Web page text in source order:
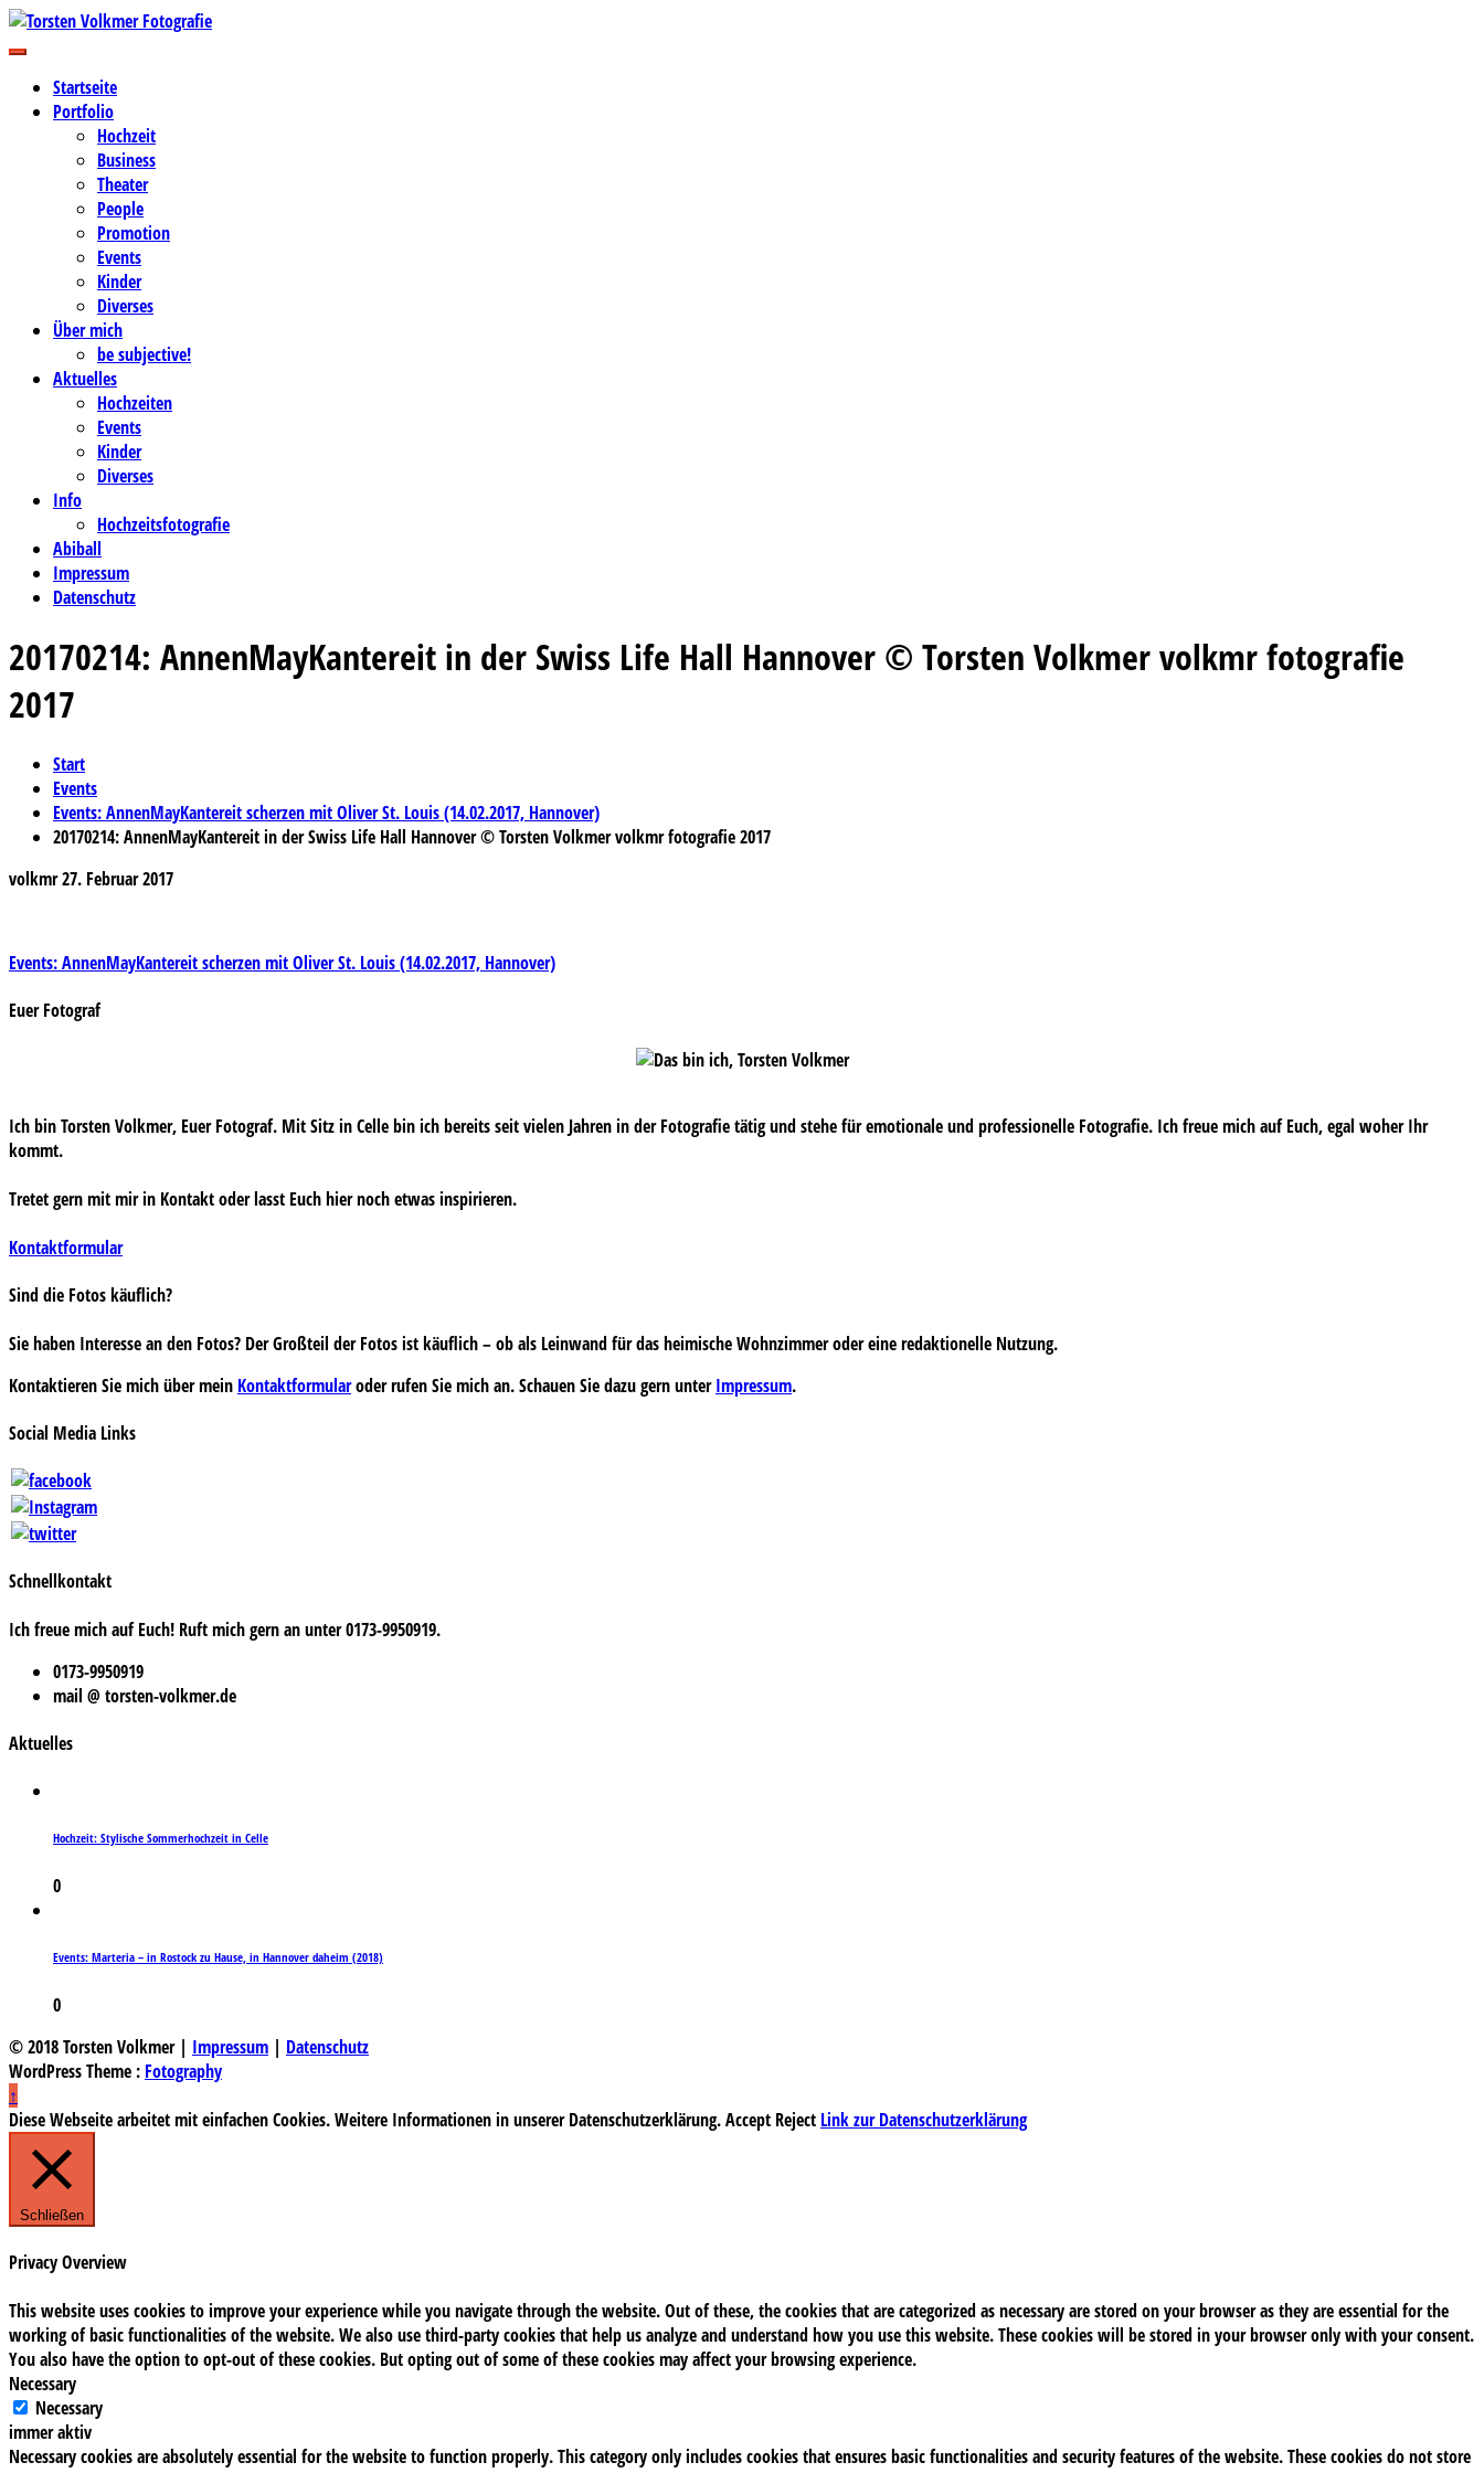
Zum
Inhalt
Torsten Volkmer Fotografie
Business-, Portrait- und Hochzeitsfotografie
Startseite
Portfolio
Hochzeit
Business
Theater
People
Promotion
Events
Kinder
Diverses
Über mich
be subjective!
Aktuelles
Hochzeiten
Events
Kinder
Diverses
Info
Hochzeitsfotografie
Abiball
Impressum
Datenschutz
20170214: AnnenMayKantereit in der Swiss Life Hall Hannover © Torsten Volkmer volkmr fotografie
2017
Start
Events
Events: AnnenMayKantereit scherzen mit Oliver St. Louis (14.02.2017, Hannover)
20170214: AnnenMayKantereit in der Swiss Life Hall Hannover © Torsten Volkmer volkmr fotografie 2017
volkmr27. Februar 2017
Beitragsnavigation
Events: AnnenMayKantereit scherzen mit Oliver St. Louis (14.02.2017, Hannover)
Euer Fotograf
Ich bin Torsten Volkmer, Euer Fotograf. Mit Sitz in Celle bin ich bereits seit vielen Jahren in der Fotografie tätig und stehe für emotionale und professionelle Fotografie. Ich freue mich auf Euch, egal woher Ihr
kommt.
Tretet gern mit mir in Kontakt oder lasst Euch hier noch etwas inspirieren.
Kontaktformular
Sind die Fotos käuflich?
Sie haben Interesse an den Fotos? Der Großteil der Fotos ist käuflich – ob als Leinwand für das heimische Wohnzimmer oder eine redaktionelle Nutzung.
Kontaktieren Sie mich über mein Kontaktformularoder rufen Sie mich an. Schauen Sie dazu gern unterImpressum.
Social Media Links
Schnellkontakt
Ich freue mich auf Euch! Ruft mich gern an unter 0173-9950919.
0173-9950919
mail @ torsten-volkmer.de
Aktuelles
Hochzeit: Stylische Sommerhochzeit in Celle
0
Events: Marteria – in Rostock zu Hause, in Hannover daheim (2018)
0
© 2018 Torsten Volkmer | Impressum | Datenschutz
WordPress Theme : Fotography
↑
Diese Webseite arbeitet mit einfachen Cookies. Weitere Informationen in unserer Datenschutzerklärung.Accept Reject Link zur Datenschutzerklärung
Schließen
Privacy Overview
This website uses cookies to improve your experience while you navigate through the website. Out of these, the cookies that are categorized as necessary are stored on your browser as they are essential for the
working of basic functionalities of the website. We also use third-party cookies that help us analyze and understand how you use this website. These cookies will be stored in your browser only with your consent.
You also have the option to opt-out of these cookies. But opting out of some of these cookies may affect your browsing experience.
Necessary
Necessary
immer aktiv
Necessary cookies are absolutely essential for the website to function properly. This category only includes cookies that ensures basic functionalities and security features of the website. These cookies do not store